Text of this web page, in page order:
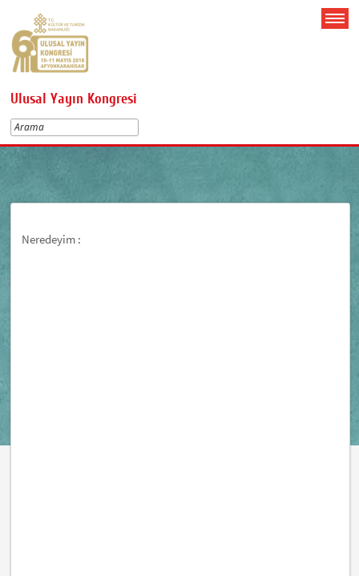
Ulusal Yayın Kongresi
Neredeyim :